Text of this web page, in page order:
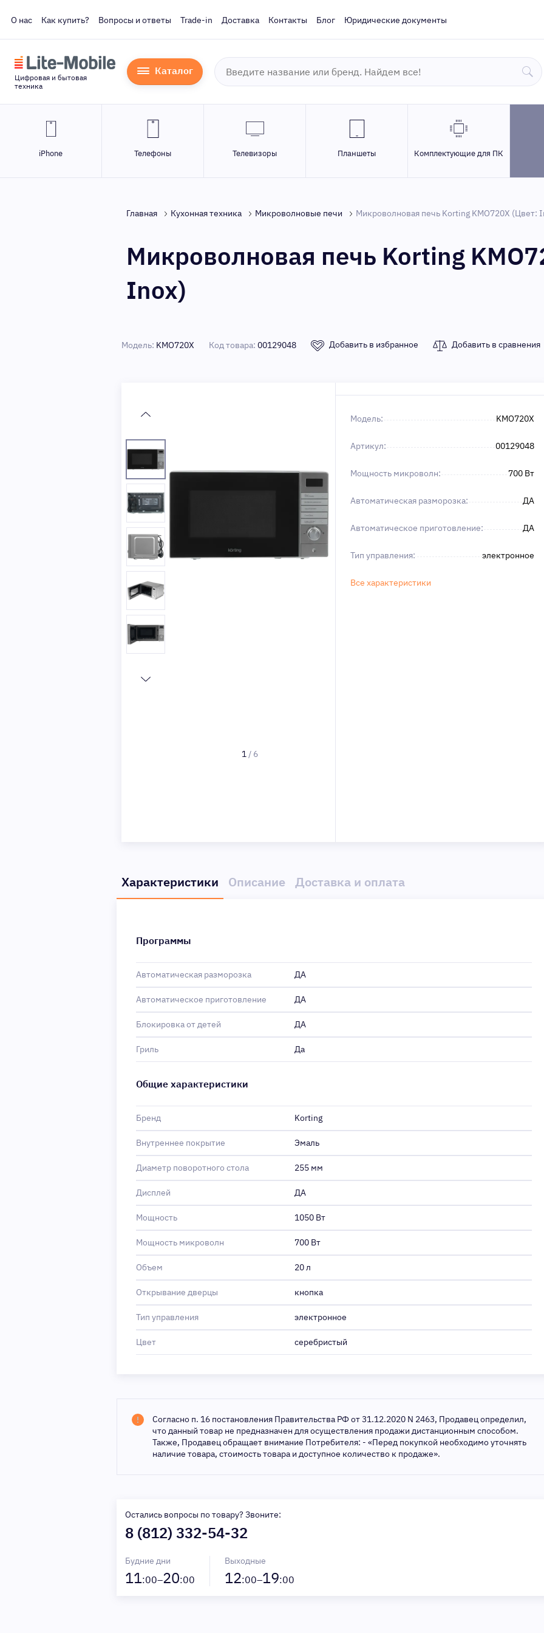
О нас Как купить? Вопросы и ответы Trade-in Доставка Контакты Блог Юридические документы
Цифровая и бытовая
техника
Каталог
iPhone Телефоны Телевизоры Планшеты Комплектующие для ПК
Главная Кухонная техника Микроволновые печи Микроволновая печь Korting KMO720X (Цвет:
Микроволновая печь Korting
Inox)
Модель: KMO720X Код товара: 00129048 Добавить в избранное Добавить в сравнения
1/ 6
Модель: KMO720X
Артикул: 00129048
Мощность микроволн: 700 Вт
Автоматическая разморозка: ДА
Автоматическое приготовление: ДА
Тип управления: электронное
Все характеристики
Характеристики Описание Доставка и оплата
Программы
Автоматическая разморозка ДА
Автоматическое приготовление ДА
Блокировка от детей ДА
Гриль Да
Общие характеристики
Бренд Korting
Внутреннее покрытие Эмаль
Диаметр поворотного стола 255 мм
Дисплей ДА
Мощность 1050 Вт
Мощность микроволн 700 Вт
Объем 20 л
Открывание дверцы кнопка
Тип управления электронное
Цвет серебристый
Согласно п. 16 постановления Правительства РФ от 31.12.2020 N 2463, Продавец определил,
что данный товар не предназначен для осуществления продажи дистанционным способом.
Также, Продавец обращает внимание Потребителя: - «Перед покупкой необходимо уточнять
наличие товара, стоимость товара и доступное количество к продаже».
Остались вопросы по товару? Звоните:
8 (812) 332-54-32
Будние дни
11:00–20:00
Выходные
12:00–19:00